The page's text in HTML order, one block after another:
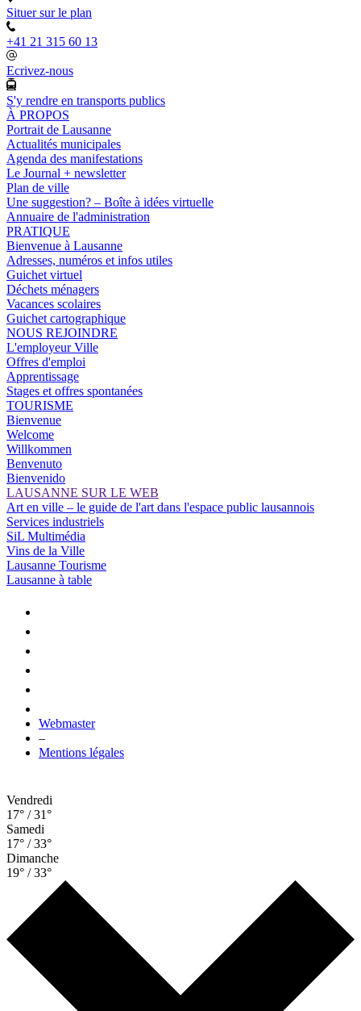
Situer sur le plan
+41 21 315 60 13
Ecrivez-nous
S'y rendre en transports publics
À PROPOS
Portrait de Lausanne
Actualités municipales
Agenda des manifestations
Le Journal + newsletter
Plan de ville
Une suggestion? – Boîte à idées virtuelle
Annuaire de l'administration
PRATIQUE
Bienvenue à Lausanne
Adresses, numéros et infos utiles
Guichet virtuel
Déchets ménagers
Vacances scolaires
Guichet cartographique
NOUS REJOINDRE
L'employeur Ville
Offres d'emploi
Apprentissage
Stages et offres spontanées
TOURISME
Bienvenue
Welcome
Willkommen
Benvenuto
Bienvenido
LAUSANNE SUR LE WEB
Art en ville – le guide de l'art dans l'espace public lausannois
Services industriels
SiL Multimédia
Vins de la Ville
Lausanne Tourisme
Lausanne à table
Webmaster
–
Mentions légales
Vendredi
17° / 31°
Samedi
17° / 33°
Dimanche
19° / 33°